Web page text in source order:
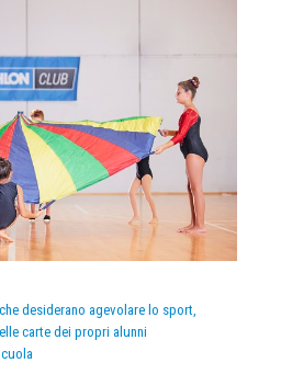
desiderano agevolare lo sport,
carte dei propri alunni